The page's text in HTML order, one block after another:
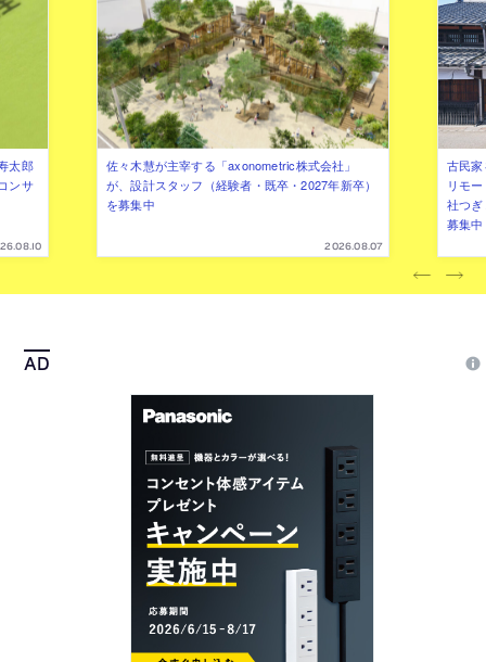
太郎
ンサ
佐々木慧が主宰する「axonometric株式会社」
が、設計スタッフ（経験者・既卒・2027年新卒）
を募集中
2026.08.07
古民
リモ
社つ
募集中